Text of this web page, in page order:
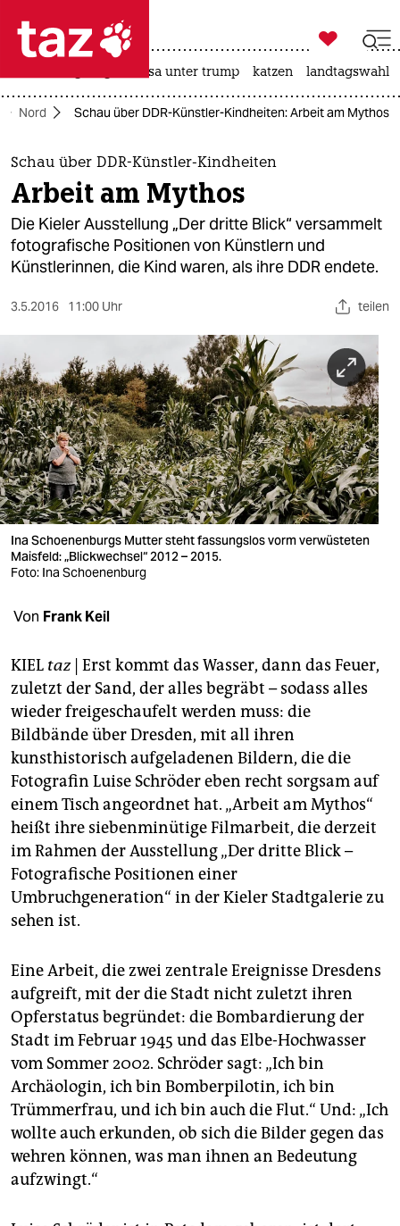
 taz zahl ich
taz zahl ich
themen
politik
öko
sport
berlin
nord
wahrheit
verlag
verlag
shop
fragen & hilfe
unterstützen
abo
genossenschaft
epaper login

taz zahl ich
usa unter trump katzen landtagswahl
Nord Schau über DDR-Künstler-Kindheiten: Arbeit am Mythos
Schau über DDR-Künstler-Kindheiten
Arbeit am Mythos
Die Kieler Ausstellung „Der dritte Blick“ versammelt
fotografische Positionen von Künstlern und
Künstlerinnen, die Kind waren, als ihre DDR endete.
3.5.2016 11:00 Uhr teilen
Ina Schoenenburgs Mutter steht fassungslos vorm verwüsteten
Maisfeld: „Blickwechsel“ 2012 – 2015.
Foto: Ina Schoenenburg
Von Frank Keil
KIEL taz| Erst kommt das Wasser, dann das Feuer,
zuletzt der Sand, der alles begräbt – sodass alles
wieder freigeschaufelt werden muss: die
Bildbände über Dresden, mit all ihren
kunsthistorisch aufgeladenen Bildern, die die
Fotografin Luise Schröder eben recht sorgsam auf
einem Tisch angeordnet hat. „Arbeit am Mythos“
heißt ihre siebenminütige Filmarbeit, die derzeit
im Rahmen der Ausstellung „Der dritte Blick –
Fotografische Positionen einer
Umbruchgeneration“ in der Kieler Stadtgalerie zu
sehen ist.
Eine Arbeit, die zwei zentrale Ereignisse Dresdens
aufgreift, mit der die Stadt nicht zuletzt ihren
Opferstatus begründet: die Bombardierung der
Stadt im Februar 1945 und das Elbe-Hochwasser
vom Sommer 2002. Schröder sagt: „Ich bin
Archäologin, ich bin Bomberpilotin, ich bin
Trümmerfrau, und ich bin auch die Flut.“ Und: „Ich
wollte auch erkunden, ob sich die Bilder gegen das
wehren können, was man ihnen an Bedeutung
aufzwingt.“